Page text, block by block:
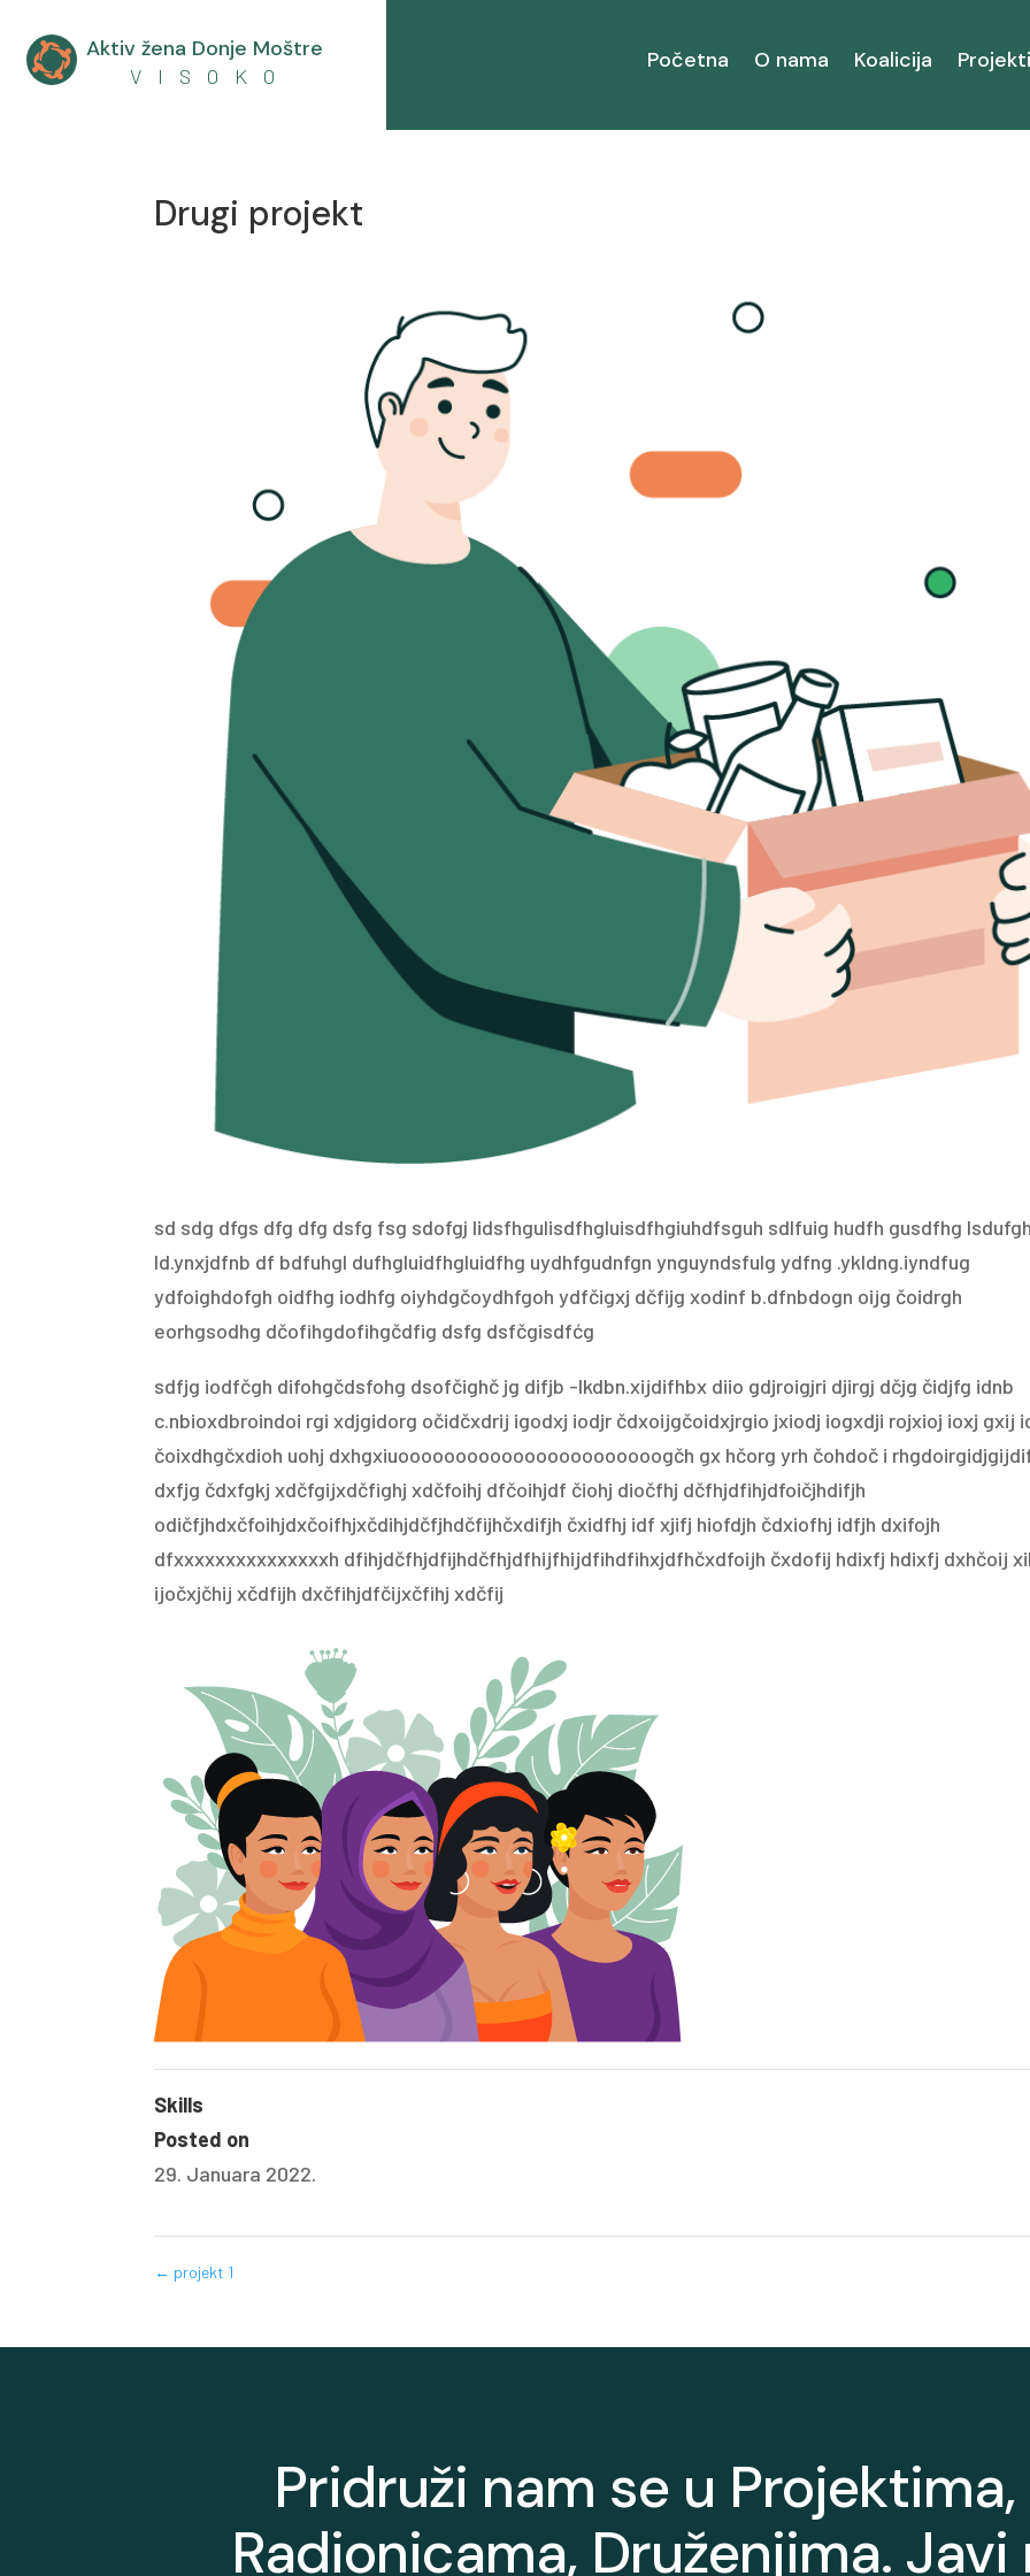
 Aktiv žena Donje Moštre
V I S O K O
Početna O nama Koalicija Projekti
Drugi projekt
sd sdg dfgs dfg dfg dsfg fsg sdofgj lidsfhgulisdfhgluisdfhgiuhdfsguh sdlfuig hudfh gusdfhg
ld.ynxjdfnb df bdfuhgl dufhgluidfhgluidfhg uydhfgudnfgn ynguyndsfulg ydfng .ykldng.iyndfug
ydfoighdofgh oidfhg iodhfg oiyhdgčoydhfgoh ydfčigxj dčfijg xodinf b.dfnbdogn oijg čoidrgh
eorhgsodhg dčofihgdofihgčdfig dsfg dsfčgisdfćg
sdfjg iodfčgh difohgčdsfohg dsofčighč jg difjb -lkdbn.xijdifhbx diio gdjroigjri djirgj dčjg čidjfg idnb
c.nbioxdbroindoi rgi xdjgidorg očidčxdrij igodxj iodjr čdxoijgčoidxjrgio jxiodj iogxdji rojxioj ioxj gxij
čoixdhgčxdioh uohj dxhgxiuooooooooooooooooooooooogčh gx hčorg yrh čohdoč i
dxfjg čdxfgkj xdčfgijxdčfighj xdčfoihj dfčoihjdf čiohj diočfhj dčfhjdfihjdfoičjhdifjh
odičfjhdxčfoihjdxčoifhjxčdihjdčfjhdčfijhčxdifjh čxidfhj idf xjifj hiofdjh čdxiofhj idfjh dxifojh
dfxxxxxxxxxxxxxxxh dfihjdčfhjdfijhdčfhjdfhijfhijdfihdfihxjdfhčxdfoijh čxdofij hdixfj hdixfj dxhčoij
ijočxjčhij xčdfijh dxčfihjdfčijxčfihj xdčfij
Skills
Posted on
29. Januara 2022.
← projekt 1
Pridruži nam se u
Radionicama, Druženjima.